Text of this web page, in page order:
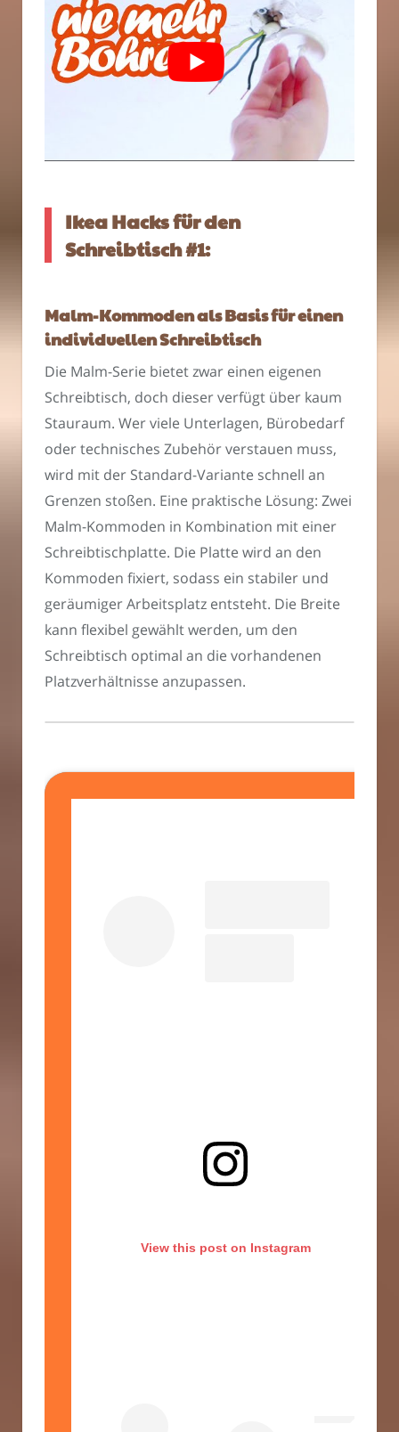
Ikea Hacks für den
Schreibtisch #1:
Malm-Kommoden als Basis für einen
individuellen Schreibtisch
Die Malm-Serie bietet zwar einen eigenen
Schreibtisch, doch dieser verfügt über kaum
Stauraum. Wer viele Unterlagen, Bürobedarf
oder technisches Zubehör verstauen muss,
wird mit der Standard-Variante schnell an
Grenzen stoßen. Eine praktische Lösung: Zwei
Malm-Kommoden in Kombination mit einer
Schreibtischplatte. Die Platte wird an den
Kommoden fixiert, sodass ein stabiler und
geräumiger Arbeitsplatz entsteht. Die Breite
kann flexibel gewählt werden, um den
Schreibtisch optimal an die vorhandenen
Platzverhältnisse anzupassen.
View this post on Instagram